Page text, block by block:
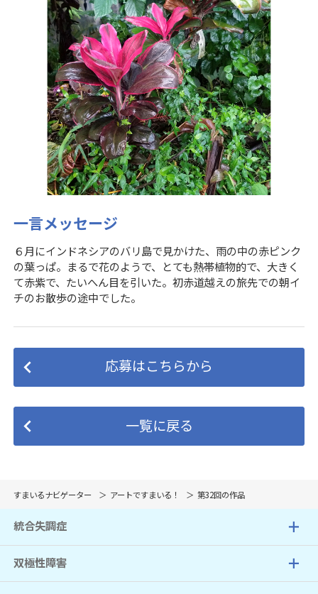
一言メッセージ
６月にインドネシアのバリ島で見かけた、雨の中の赤ピンク
の葉っぱ。まるで花のようで、とても熱帯植物的で、大きく
て赤紫で、たいへん目を引いた。初赤道越えの旅先での朝イ
チのお散歩の途中でした。
応募はこちらから
一覧に戻る
すまいるナビゲーター アートですまいる！ 第32回の作品
統合失調症
双極性障害